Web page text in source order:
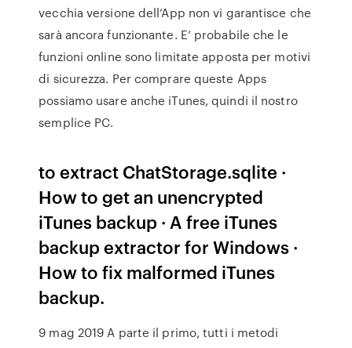
vecchia versione dell’App non vi garantisce che
sarà ancora funzionante. E’ probabile che le
funzioni online sono limitate apposta per motivi
di sicurezza. Per comprare queste Apps
possiamo usare anche iTunes, quindi il nostro
semplice PC.
to extract ChatStorage.sqlite ·
How to get an unencrypted
iTunes backup · A free iTunes
backup extractor for Windows ·
How to fix malformed iTunes
backup.
9 mag 2019 A parte il primo, tutti i metodi